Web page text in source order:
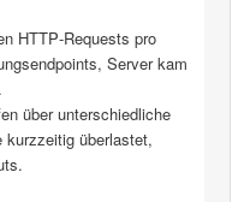
HTTP‑Requests pro
Server kam
über unterschiedliche
kurzzeitig überlastet,